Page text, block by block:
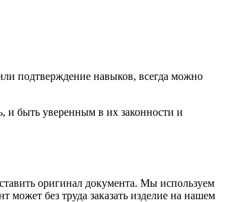
подтверждение навыков, всегда можно
и быть уверенным в их законности и
оригинал документа. Мы используем
без труда заказать изделие на нашем